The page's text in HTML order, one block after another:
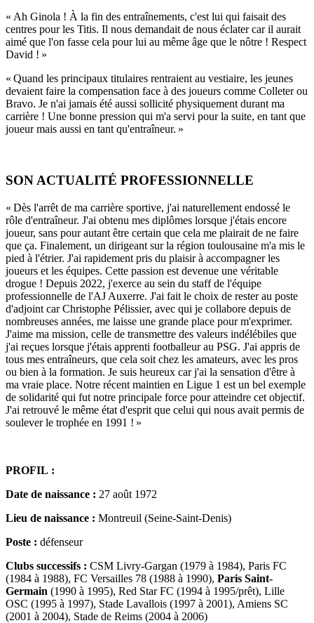
« Ah Ginola ! À la fin des entraînements, c'est lui qui faisait des
centres pour les Titis. Il nous demandait de nous éclater car il aurait
aimé que l'on fasse cela pour lui au même âge que le nôtre ! Respect
David ! »
« Quand les principaux titulaires rentraient au vestiaire, les jeunes
devaient faire la compensation face à des joueurs comme Colleter ou
Bravo. Je n'ai jamais été aussi sollicité physiquement durant ma
carrière ! Une bonne pression qui m'a servi pour la suite, en tant que
joueur mais aussi en tant qu'entraîneur. »
SON ACTUALITÉ PROFESSIONNELLE
« Dès l'arrêt de ma carrière sportive, j'ai naturellement endossé le
rôle d'entraîneur. J'ai obtenu mes diplômes lorsque j'étais encore
joueur, sans pour autant être certain que cela me plairait de ne faire
que ça. Finalement, un dirigeant sur la région toulousaine m'a mis le
pied à l'étrier. J'ai rapidement pris du plaisir à accompagner les
joueurs et les équipes. Cette passion est devenue une véritable
drogue ! Depuis 2022, j'exerce au sein du staff de l'équipe
professionnelle de l'AJ Auxerre. J'ai fait le choix de rester au poste
d'adjoint car Christophe Pélissier, avec qui je collabore depuis de
nombreuses années, me laisse une grande place pour m'exprimer.
J'aime ma mission, celle de transmettre des valeurs indélébiles que
j'ai reçues lorsque j'étais apprenti footballeur au PSG. J'ai appris de
tous mes entraîneurs, que cela soit chez les amateurs, avec les pros
ou bien à la formation. Je suis heureux car j'ai la sensation d'être à
ma vraie place. Notre récent maintien en Ligue 1 est un bel exemple
de solidarité qui fut notre principale force pour atteindre cet objectif.
J'ai retrouvé le même état d'esprit que celui qui nous avait permis de
soulever le trophée en 1991 ! »
PROFIL :
Date de naissance : 27 août 1972
Lieu de naissance : Montreuil (Seine-Saint-Denis)
Poste : défenseur
Clubs successifs : CSM Livry-Gargan (1979 à 1984), Paris FC
(1984 à 1988), FC Versailles 78 (1988 à 1990), Paris Saint-
Germain (1990 à 1995), Red Star FC (1994 à 1995/prêt), Lille
OSC (1995 à 1997), Stade Lavallois (1997 à 2001), Amiens SC
(2001 à 2004), Stade de Reims (2004 à 2006)